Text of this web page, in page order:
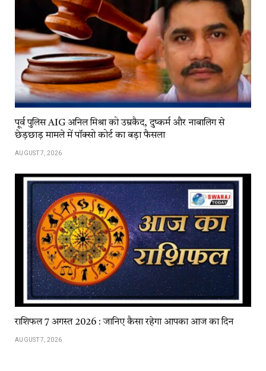
पूर्व पुलिस AIG अनिल मिश्रा को उम्रकैद, दुष्कर्म और नाबालिग से
छेड़छाड़ मामले में पॉक्सो कोर्ट का बड़ा फैसला
AUGUST 7, 2026
राशिफल 7 अगस्त 2026 : जानिए कैसा रहेगा आपका आज का दिन
AUGUST 7, 2026